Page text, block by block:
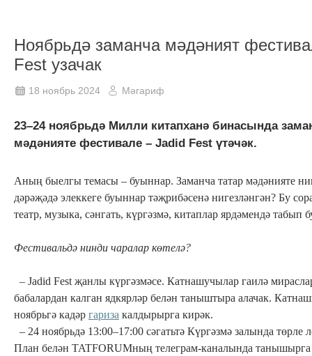
Ноябрьдә заманча мәдәният
Fest узачак
18 ноябрь 2024 Мәгариф
23–24 ноябрьдә Милли китапханә бинасында
мәдәнияте фестивале – Jadid Fest үтәчәк.
Аның быелгы темасы – буыннар. Заманча татар мәдәнияте
дәрәҗәдә элеккеге буыннар тәҗрибәсенә нигезләнгән? Бу
театр, музыка, сәнгать, күргәзмә, китаплар ярдәмендә табып
Фестивальдә нинди чаралар көтелә?
– Jadid Fest җанлы күргәзмәсе. Катнашучылар гаилә
бабалардан калган ядкярләр белән таныштыра алачак.
ноябрьгә кадәр гариза калдырырга кирәк.
– 24 ноябрьдә 13:00–17:00 сәгатьтә Күргәзмә залында төрле
План белән TATFORUMның телеграм-каналында